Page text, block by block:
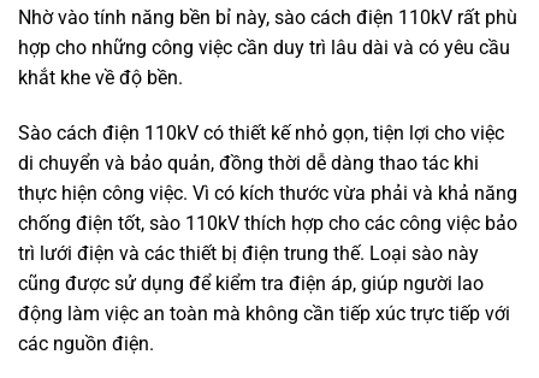
Nhờ vào tính năng bền bỉ này, sào cách điện 110kV rất phù
hợp cho những công việc cần duy trì lâu dài và có yêu cầu
khắt khe về độ bền.
Sào cách điện 110kV có thiết kế nhỏ gọn, tiện lợi cho việc
di chuyển và bảo quản, đồng thời dễ dàng thao tác khi
thực hiện công việc. Vì có kích thước vừa phải và khả năng
chống điện tốt, sào 110kV thích hợp cho các công việc bảo
trì lưới điện và các thiết bị điện trung thế. Loại sào này
cũng được sử dụng để kiểm tra điện áp, giúp người lao
động làm việc an toàn mà không cần tiếp xúc trực tiếp với
các nguồn điện.